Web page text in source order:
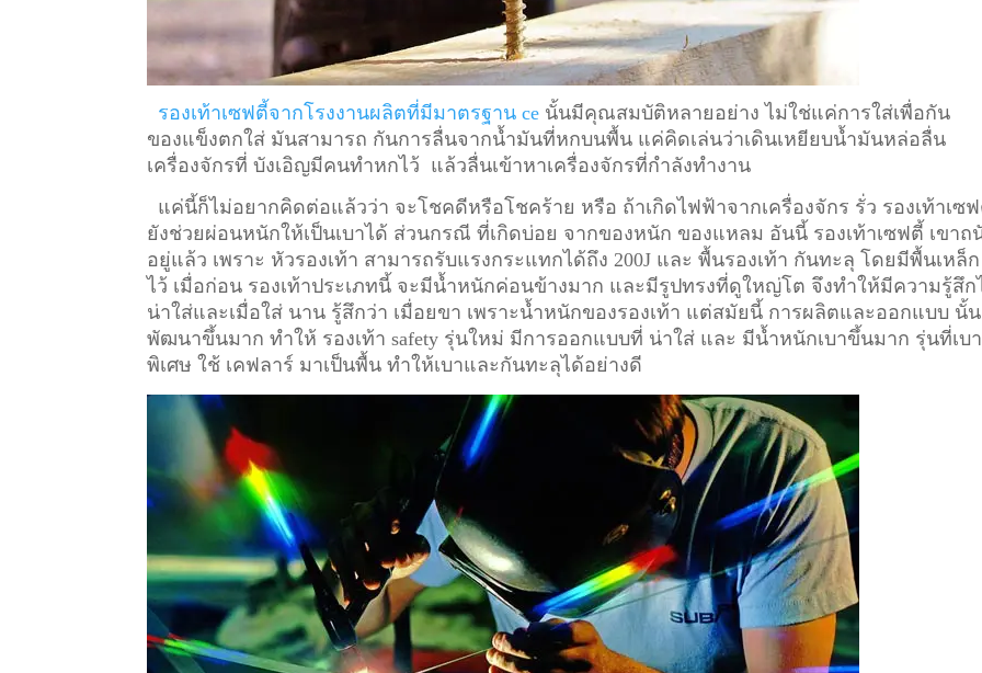
รองเท้าเซฟตี้จากโรงงานผลิตที่มีมาตรฐาน ce นั้นมีคุณสมบัติหลายอย่าง ไม่ใช่แค่การใส่เพื่อกัน
ของแข็งตกใส่ มันสามารถ กันการลื่นจากน้ำมันที่หกบนพื้น แค่คิดเล่นว่าเดินเหยียบน้ำมันหล่อลื่น
เครื่องจักรที่ บังเอิญมีคนทำหกไว้ แล้วลื่นเข้าหาเครื่องจักรที่กำลังทำงาน
แค่นี้ก็ไม่อยากคิดต่อแล้วว่า จะโชคดีหรือโชคร้าย หรือ ถ้าเกิดไฟฟ้าจากเครื่องจักร รั่ว รองเท้าเซ
ยังช่วยผ่อนหนักให้เป็นเบาได้ ส่วนกรณี ที่เกิดบ่อย จากของหนัก ของแหลม อันนี้ รองเท้าเซฟตี้ เขาถ
อยู่แล้ว เพราะ หัวรองเท้า สามารถรับแรงกระแทกได้ถึง 200J และ พื้นรองเท้า กันทะลุ โดยมีพื้นเหล็
ไว้ เมื่อก่อน รองเท้าประเภทนี้ จะมีน้ำหนักค่อนข้างมาก และมีรูปทรงที่ดูใหญ่โต จึงทำให้มีความรู้สึก
น่าใส่และเมื่อใส่ นาน รู้สึกว่า เมื่อยขา เพราะน้ำหนักของรองเท้า แต่สมัยนี้ การผลิตและออกแบบ นั้น
พัฒนาขึ้นมาก ทำให้ รองเท้า safety รุ่นใหม่ มีการออกแบบที่ น่าใส่ และ มีน้ำหนักเบาขึ้นมาก รุ่นที่เบา
พิเศษ ใช้ เคฟลาร์ มาเป็นพื้น ทำให้เบาและกันทะลุได้อย่างดี